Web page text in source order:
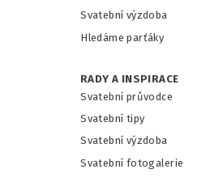
Svatební výzdoba
Hledáme parťáky
RADY A INSPIRACE
Svatební průvodce
Svatební tipy
Svatební výzdoba
Svatební fotogalerie